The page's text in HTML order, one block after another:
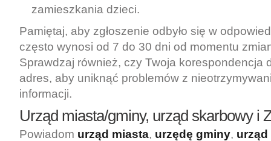
zamieszkania dzieci.
Pamiętaj, aby zgłoszenie odbyło się w
często wynosi od 7 do 30 dni od momentu
Sprawdzaj również, czy Twoja korespondencja
adres, aby uniknąć problemów z
informacji.
Urząd miasta/gminy, urząd skarbowy i
Powiadom urząd miasta, urzędę gminy,